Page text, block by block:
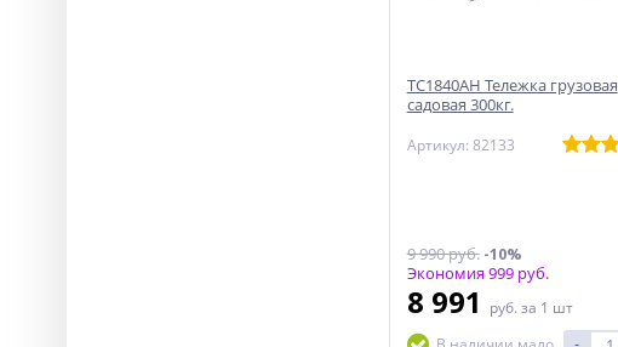
ТС1840АН Тележка грузовая
садовая 300кг.
Артикул: 82133
9 990 руб.-10%
Экономия 999 руб.
8 991 руб. за 1 шт